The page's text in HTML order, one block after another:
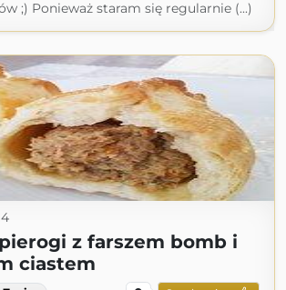
;) Ponieważ staram się regularnie (...)
z farszem bomb i
ciastem